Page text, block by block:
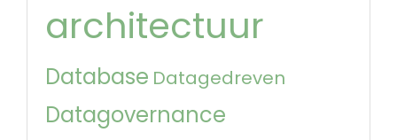
architectuur
Database Datagedreven
Datagovernance